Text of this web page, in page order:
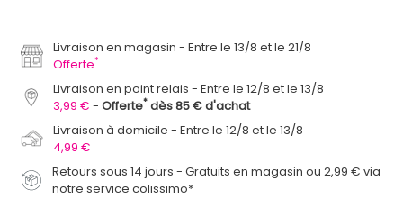
Livraison en magasin
Entre le 13/8 et le 21/8
Offerte*
Livraison en point relais
Entre le 12/8 et le 13/8
3,99 €
Offerte* dès 85 € d'achat
Livraison à domicile
Entre le 12/8 et le 13/8
4,99 €
Retours sous 14 jours - Gratuits en magasin ou 2,99 € via
notre service colissimo*